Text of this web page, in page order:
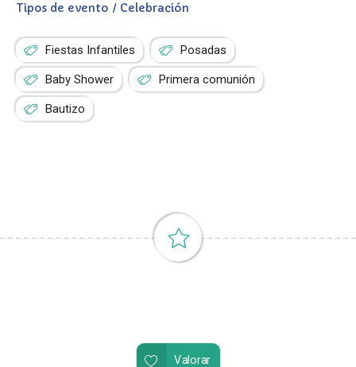
Tipos de evento / Celebración
Fiestas Infantiles Posadas
Baby Shower Primera comunión
Bautizo
Valorar